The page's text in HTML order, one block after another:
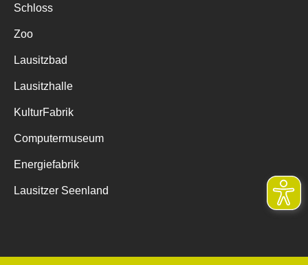
Schloss
Zoo
Lausitzbad
Lausitzhalle
KulturFabrik
Computermuseum
Energiefabrik
Lausitzer Seenland